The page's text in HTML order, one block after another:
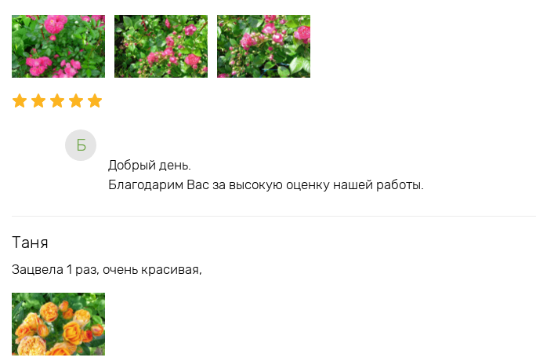
Б
Добрый день.
Благодарим Вас за высокую оценку нашей работы.
Таня
Зацвела 1 раз, очень красивая,